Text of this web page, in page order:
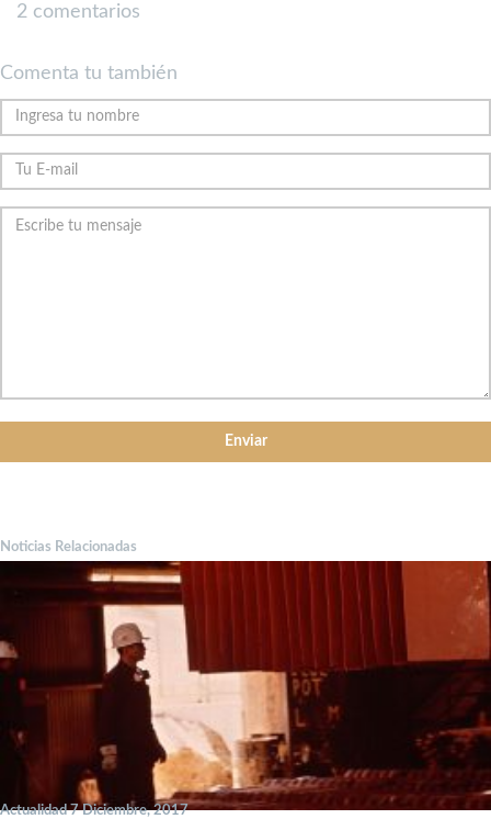
2 comentarios
Comenta tu también
Noticias Relacionadas
Actualidad 7 Diciembre, 2017